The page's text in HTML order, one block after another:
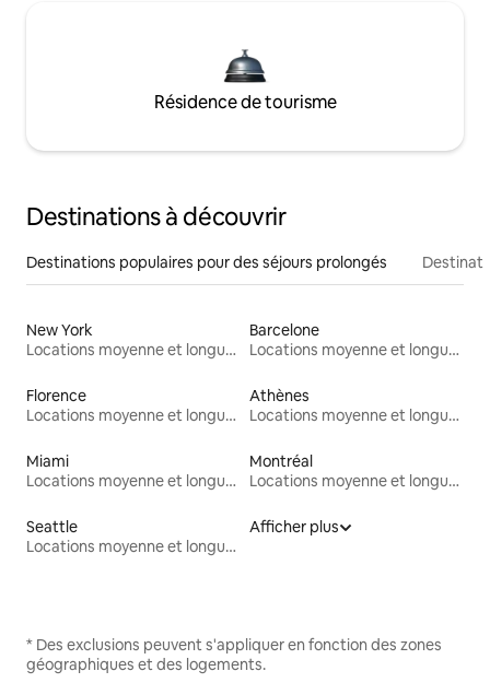
Résidence de tourisme
Destinations à découvrir
Destinations populaires pour des séjours prolongés
New York
Locations moyenne et longue durée
Barcelone
Locations moyenne et longue durée
Florence
Locations moyenne et longue durée
Athènes
Locations moyenne et longue durée
Miami
Locations moyenne et longue durée
Montréal
Locations moyenne et longue durée
Seattle
Locations moyenne et longue durée
Afficher plus
* Des exclusions peuvent s'appliquer en fonction des zones
géographiques et des logements.